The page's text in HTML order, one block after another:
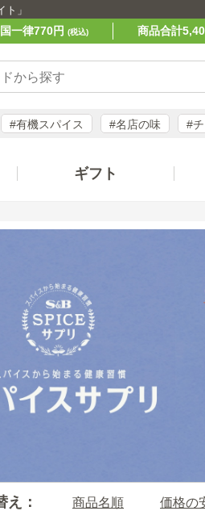
」
一律770円 (税込) 商品合計
#有機スパイス #名店の味 #
ギフト
え： 商品名順 価格の